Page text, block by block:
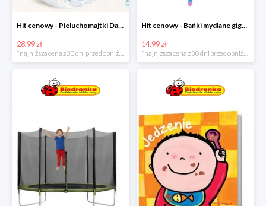
Hit cenowy - Pieluchomajtki Dada Pants
28.99 zł
Hit cenowy - Bańki mydlane gigant lub płyn uzupełniający
14.99 zł